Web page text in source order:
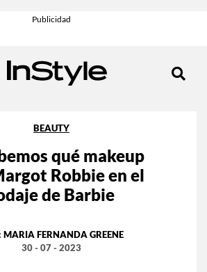
BEAUTY
qué makeup
Robbie en el
de Barbie
MARIA FERNANDA GREENE
30 - 07 - 2023